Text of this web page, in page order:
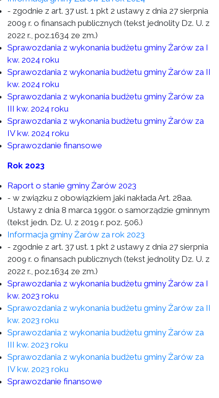
- zgodnie z art. 37 ust. 1 pkt 2 ustawy z dnia 27 sierpnia
2009 r. o finansach publicznych (tekst jednolity Dz. U. z
2022 r., poz.1634 ze zm.)
Sprawozdania z wykonania budżetu gminy Żarów za I
kw. 2024 roku
Sprawozdania z wykonania budżetu gminy Żarów za II
kw. 2024 roku
Sprawozdania z wykonania budżetu gminy Żarów za
III kw. 2024 roku
Sprawozdania z wykonania budżetu gminy Żarów za
IV kw. 2024 roku
Sprawozdanie finansowe
Rok 2023
Raport o stanie gminy Żarów 2023
- w związku z obowiązkiem jaki nakłada Art. 28aa.
Ustawy z dnia 8 marca 1990r. o samorządzie gminnym
(tekst jedn. Dz. U. z 2019 r. poz. 506.)
Informacja gminy Żarów za rok 2023
- zgodnie z art. 37 ust. 1 pkt 2 ustawy z dnia 27 sierpnia
2009 r. o finansach publicznych (tekst jednolity Dz. U. z
2022 r., poz.1634 ze zm.)
Sprawozdania z wykonania budżetu gminy Żarów za I
kw. 2023 roku
Sprawozdania z wykonania budżetu gminy Żarów za II
kw. 2023 roku
Sprawozdania z wykonania budżetu gminy Żarów za
III kw. 2023 roku
Sprawozdania z wykonania budżetu gminy Żarów za
IV kw. 2023 roku
Sprawozdanie finansowe